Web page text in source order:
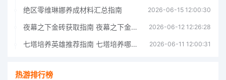
绝区零维琳娜养成材料汇总指南 2026-06-15 12:00:30
夜幕之下金砖获取指南 夜幕之下金砖获取方法 2026-06-12 12:26:28
七塔培养英雄推荐指南 七塔培养哪个英雄好 2026-06-11 12:00:31
热游排行榜